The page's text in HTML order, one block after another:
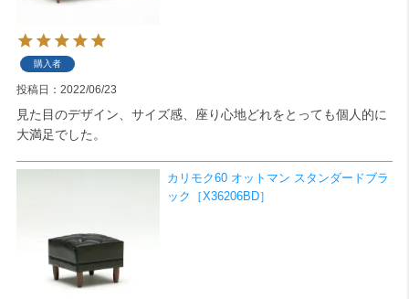
購入者
投稿日 2022/06/23
見た目のデザイン、サイズ感、座り心地どれをとっても個人的に
大満足でした。
カリモク60 オットマン スタンダードブラ
ック［X36206BD］